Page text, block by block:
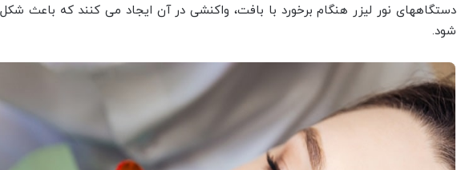
دستگاههای نور لیزر هنگام برخورد با بافت، واکنشی در آن ایجاد می کنند که باعث
شود.